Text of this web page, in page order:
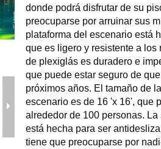
y accesorios de
donde podrá disfrutar de su
preocuparse por arruinar sus
plataforma del escenario está
que es ligero y resistente a los
de plexiglás es duradero e
que puede estar seguro de
próximos años. El tamaño de
escenario es de 16 'x 16', que
alrededor de 100 personas.
está hecha para ser
tiene que preocuparse por